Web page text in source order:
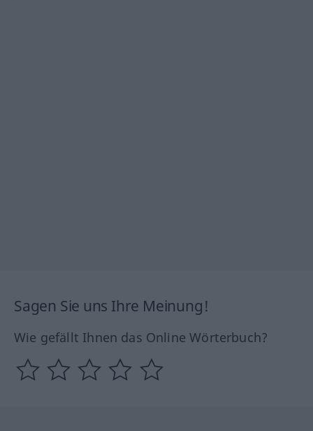
Sagen Sie uns Ihre Meinung!
Wie gefällt Ihnen das Online Wörterbuch?